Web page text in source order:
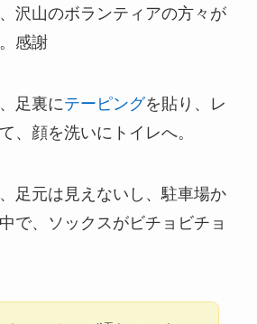
沢山のボランティアの方々が
感謝
足裏にテーピングを貼り、レ
、顔を洗いにトイレへ。
足元は見えないし、駐車場か
で、ソックスがビチョビチョ